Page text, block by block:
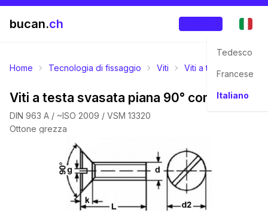
bucan.ch
Tedesco
Francese
Italiano
Home Tecnologia di fissaggio Viti Viti a testa svasata
Viti a testa svasata piana 90° con intaglio
DIN 963 A / ~ISO 2009 / VSM 13320
Ottone grezza